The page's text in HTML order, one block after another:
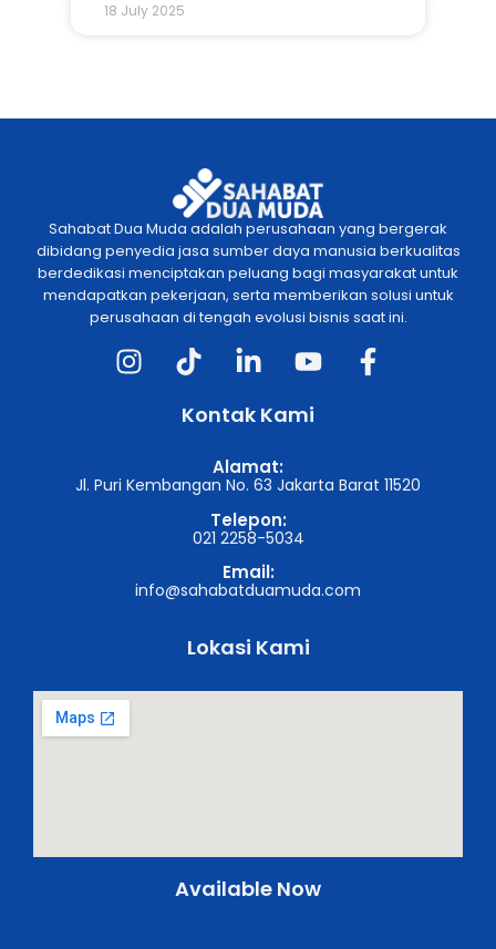
18 July 2025
Sahabat Dua Muda adalah perusahaan yang bergerak
dibidang penyedia jasa sumber daya manusia berkualitas
berdedikasi menciptakan peluang bagi masyarakat untuk
mendapatkan pekerjaan, serta memberikan solusi untuk
perusahaan di tengah evolusi bisnis saat ini.
Kontak Kami
Alamat:
Jl. Puri Kembangan No. 63 Jakarta Barat 11520
Telepon:
021 2258-5034
Email:
info@sahabatduamuda.com
Lokasi Kami
Available Now